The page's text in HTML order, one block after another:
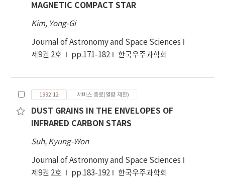
MAGNETIC COMPACT STAR
Kim, Yong-Gi
Journal of Astronomy and Space Sciences
제9권 2호
pp.171-182 한국우주과학회
1992.12 서비스 종료(열람 제한)
DUST GRAINS IN THE ENVELOPES OF
INFRARED CARBON STARS
Suh, Kyung-Won
Journal of Astronomy and Space Sciences
제9권 2호
pp.183-192 한국우주과학회